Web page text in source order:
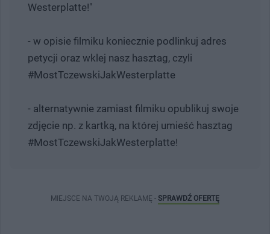
Westerplatte!"
- w opisie filmiku koniecznie podlinkuj adres
petycji oraz wklej nasz hasztag, czyli
#MostTczewskiJakWesterplatte
- alternatywnie zamiast filmiku opublikuj swoje
zdjęcie np. z kartką, na której umieść hasztag
#MostTczewskiJakWesterplatte!
MIEJSCE NA TWOJĄ REKLAMĘ - SPRAWDŹ OFERTĘ